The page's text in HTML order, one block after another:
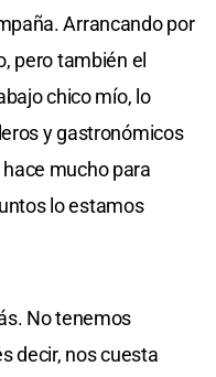
Arrancando por
pero también el
chico mío, lo
y gastronómicos
mucho para
lo estamos
No tenemos
decir, nos cuesta